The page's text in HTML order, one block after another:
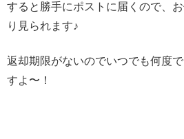
すると勝手にポストに届くので、
り見られます♪
返却期限がないのでいつでも何度
すよ〜！